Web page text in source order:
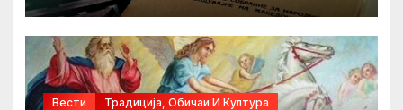
Вести Традиција, Обичаи И Култура